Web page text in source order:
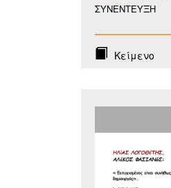
ΣΥΝΕΝΤΕΥΞΗ
Κείμενο